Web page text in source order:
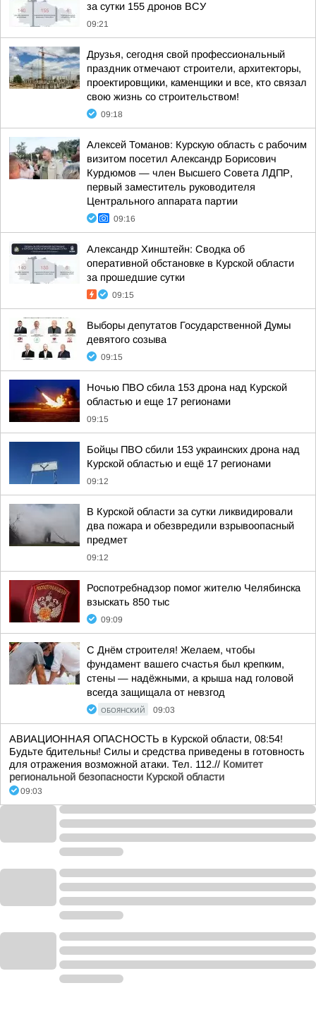
за сутки 155 дронов ВСУ
09:21
Друзья, сегодня свой профессиональный
праздник отмечают строители, архитекторы,
проектировщики, каменщики и все, кто связал
свою жизнь со строительством!
09:18
Алексей Томанов: Курскую область с рабочим
визитом посетил Александр Борисович
Курдюмов — член Высшего Совета ЛДПР,
первый заместитель руководителя
Центрального аппарата партии
09:16
Александр Хинштейн: Сводка об
оперативной обстановке в Курской области
за прошедшие сутки
09:15
Выборы депутатов Государственной Думы
девятого созыва
09:15
Ночью ПВО сбила 153 дрона над Курской
областью и еще 17 регионами
09:15
Бойцы ПВО сбили 153 украинских дрона над
Курской областью и ещё 17 регионами
09:12
В Курской области за сутки ликвидировали
два пожара и обезвредили взрывоопасный
предмет
09:12
Роспотребнадзор помог жителю Челябинска
взыскать 850 тыс
09:09
С Днём строителя! Желаем, чтобы
фундамент вашего счастья был крепким,
стены — надёжными, а крыша над головой
всегда защищала от невзгод
ОБОЯНСКИЙ 09:03
АВИАЦИОННАЯ ОПАСНОСТЬ в Курской области, 08:54!
Будьте бдительны! Силы и средства приведены в готовность
для отражения возможной атаки. Тел. 112.// Комитет
региональной безопасности Курской области
09:03